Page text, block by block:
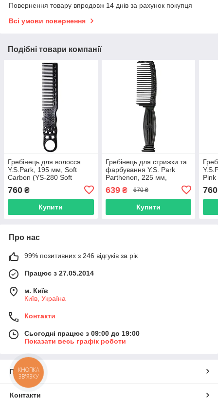
Повернення товару впродовж 14 днів за рахунок покупця
Всі умови повернення
Подібні товари компанії
Гребінець для волосся
Y.S.Park, 195 мм, Soft
Carbon (YS-280 Soft
760 ₴
Купити
Гребінець для стрижки та
фарбування Y.S. Park
Parthenon, 225 мм,
Black)
639₴ 670 ₴
Купити
760
Про нас
99% позитивних з 246 відгуків за рік
Працює з 27.05.2014
м. Київ
Київ, Україна
Контакти
Сьогодні працює з 09:00 до 19:00
Показати весь графік роботи
Про нас
Контакти
КНОПКА
ЗВ'ЯЗКУ